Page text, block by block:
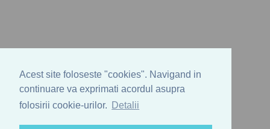
Acest site foloseste "cookies". Navigand in
continuare va exprimati acordul asupra
folosirii cookie-urilor.
Detalii